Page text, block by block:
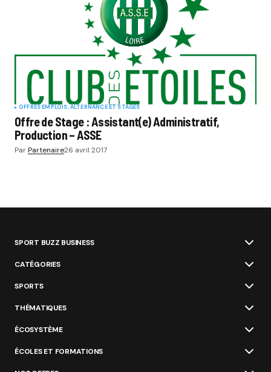
OFFRES EMPLOIS, ALTERNANCE ET STAGES
Offre de Stage : Assistant(e) Administratif,
Production – ASSE
ParPartenaire26 avril 2017
SPORT BUZZ BUSINESS
CATÉGORIES
SPORTS
THÉMATIQUES
ÉCOSYSTÈME
ÉCOLES ET FORMATIONS